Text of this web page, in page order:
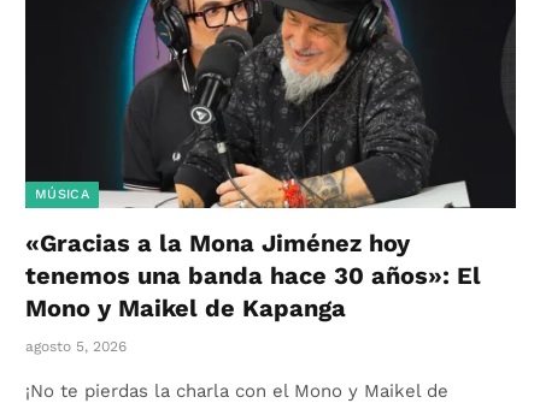
MÚSICA
«Gracias a la Mona Jiménez hoy
tenemos una banda hace 30 años»: El
Mono y Maikel de Kapanga
agosto 5, 2026
¡No te pierdas la charla con el Mono y Maikel de